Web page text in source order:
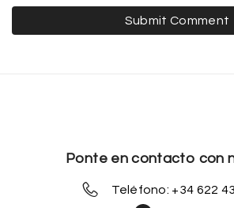
Ponte en contacto con
Teléfono: +34 622